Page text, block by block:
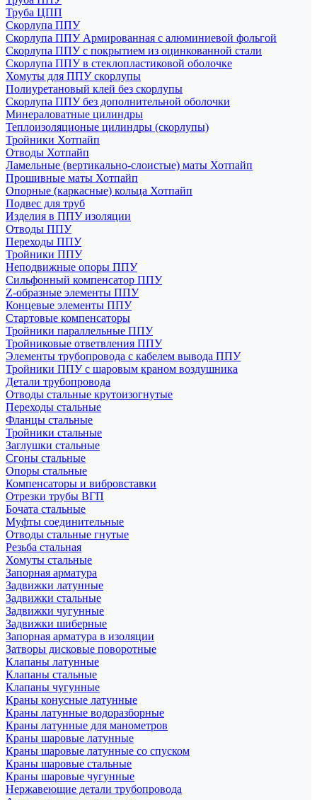
Труба ЦПП
Скорлупа ППУ
Скорлупа ППУ Армированная с алюминиевой фольгой
Скорлупа ППУ с покрытием из оцинкованной стали
Скорлупа ППУ в стеклопластиковой оболочке
Хомуты для ППУ скорлупы
Полиуретановый клей без скорлупы
Скорлупа ППУ без дополнительной оболочки
Минераловатные цилиндры
Теплоизоляционые цилиндры (скорлупы)
Тройники Хотпайп
Отводы Хотпайп
Ламельные (вертикально-слоистые) маты Хотпайп
Прошивные маты Хотпайп
Опорные (каркасные) кольца Хотпайп
Подвес для труб
Изделия в ППУ изоляции
Отводы ППУ
Переходы ППУ
Тройники ППУ
Неподвижные опоры ППУ
Cильфонный компенсатор ППУ
Z-образные элементы ППУ
Концевые элементы ППУ
Стартовые компенсаторы
Тройники параллельные ППУ
Тройниковые ответвления ППУ
Элементы трубопровода с кабелем вывода ППУ
Тройники ППУ с шаровым краном воздушника
Детали трубопровода
Отводы стальные крутоизогнутые
Переходы стальные
Фланцы стальные
Тройники стальные
Заглушки стальные
Сгоны стальные
Опоры стальные
Компенсаторы и вибровставки
Отрезки трубы ВГП
Бочата стальные
Муфты соединительные
Отводы стальные гнутые
Резьба стальная
Хомуты стальные
Запорная арматура
Задвижки латунные
Задвижки стальные
Задвижки чугунные
Задвижки шиберные
Запорная арматура в изоляции
Затворы дисковые поворотные
Клапаны латунные
Клапаны стальные
Клапаны чугунные
Краны конусные латунные
Краны латунные водоразборные
Краны латунные для манометров
Краны шаровые латунные
Краны шаровые латунные со спуском
Краны шаровые стальные
Краны шаровые чугунные
Нержавеющие детали трубопровода